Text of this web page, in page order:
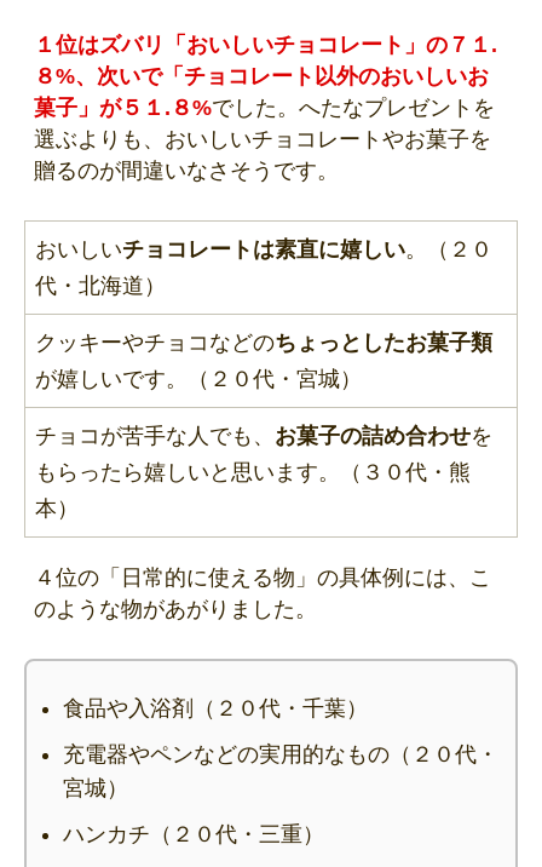
１位はズバリ「おいしいチョコレート」の７１.
８%、次いで「チョコレート以外のおいしいお
菓子」が５１.８%でした。へたなプレゼントを
選ぶよりも、おいしいチョコレートやお菓子を
贈るのが間違いなさそうです。
おいしいチョコレートは素直に嬉しい。（２０
代・北海道）
クッキーやチョコなどのちょっとしたお菓子類
が嬉しいです。（２０代・宮城）
チョコが苦手な人でも、 お菓子の詰め合わせを
もらったら嬉しいと思います。（３０代・熊
本）
４位の「日常的に使える物」の具体例には、こ
のような物があがりました。
食品や入浴剤（２０代・千葉）
充電器やペンなどの実用的なもの（２０代・
宮城）
ハンカチ（２０代・三重）